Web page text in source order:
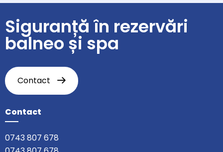
Siguranță în rezervări
balneo și spa
Contact
Contact
0743 807 678